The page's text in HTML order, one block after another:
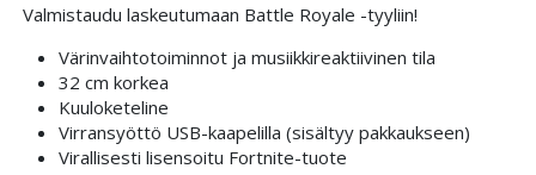
Valmistaudu laskeutumaan Battle Royale -tyyliin!
Värinvaihtotoiminnot ja musiikkireaktiivinen tila
32 cm korkea
Kuuloketeline
Virransyöttö USB-kaapelilla (sisältyy pakkaukseen)
Virallisesti lisensoitu Fortnite-tuote